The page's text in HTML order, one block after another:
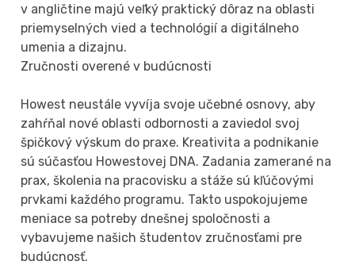
v angličtine majú veľký praktický dôraz na oblasti
priemyselných vied a technológií a digitálneho
umenia a dizajnu.
Zručnosti overené v budúcnosti
Howest neustále vyvíja svoje učebné osnovy, aby
zahŕňal nové oblasti odbornosti a zaviedol svoj
špičkový výskum do praxe. Kreativita a podnikanie
sú súčasťou Howestovej DNA. Zadania zamerané na
prax, školenia na pracovisku a stáže sú kľúčovými
prvkami každého programu. Takto uspokojujeme
meniace sa potreby dnešnej spoločnosti a
vybavujeme našich študentov zručnosťami pre
budúcnosť.